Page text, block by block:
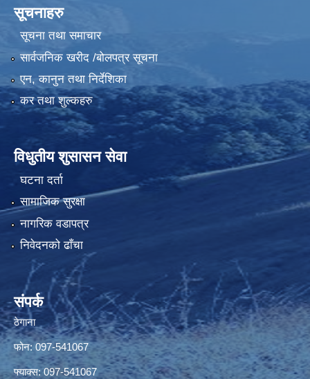
सूचनाहरु
सूचना तथा समाचार
सार्वजनिक खरीद /बोलपत्र सूचना
एन, कानुन तथा निर्देशिका
कर तथा शुल्कहरु
विधुतीय शुसासन सेवा
घटना दर्ता
सामाजिक सुरक्षा
नागरिक वडापत्र
निवेदनको ढाँचा
संपर्क
ठेगाना
फोन: 097-541067
फ्याक्स: 097-541067